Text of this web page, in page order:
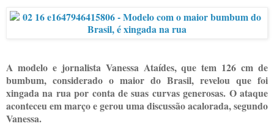
A modelo e jornalista Vanessa Ataídes, que tem 126 cm de
bumbum, considerado o maior do Brasil, revelou que foi
xingada na rua por conta de suas curvas generosas. O ataque
aconteceu em março e gerou uma discussão acalorada, segundo
Vanessa.